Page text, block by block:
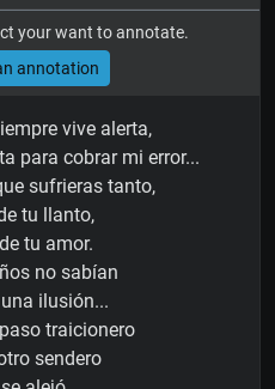
your want to annotate.
annotation
vive alerta,
para cobrar mi error...
sufrieras tanto,
tu llanto,
tu amor.
no sabían
ilusión...
traicionero
sendero